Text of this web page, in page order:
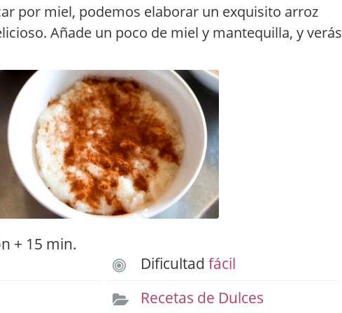
por miel, podemos elaborar un exquisito arroz
Añade un poco de miel y mantequilla, y verás
+ 15 min.
Dificultadfácil
Recetas de Dulces